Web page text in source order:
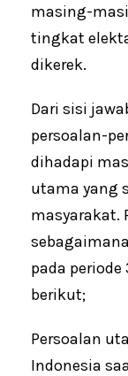
masing-
tingkat
dikerek.
Dari sisi
persoalan-
dihadapi
utama yang
masyarakat.
pada periode
berikut;
Persoalan
Indonesia